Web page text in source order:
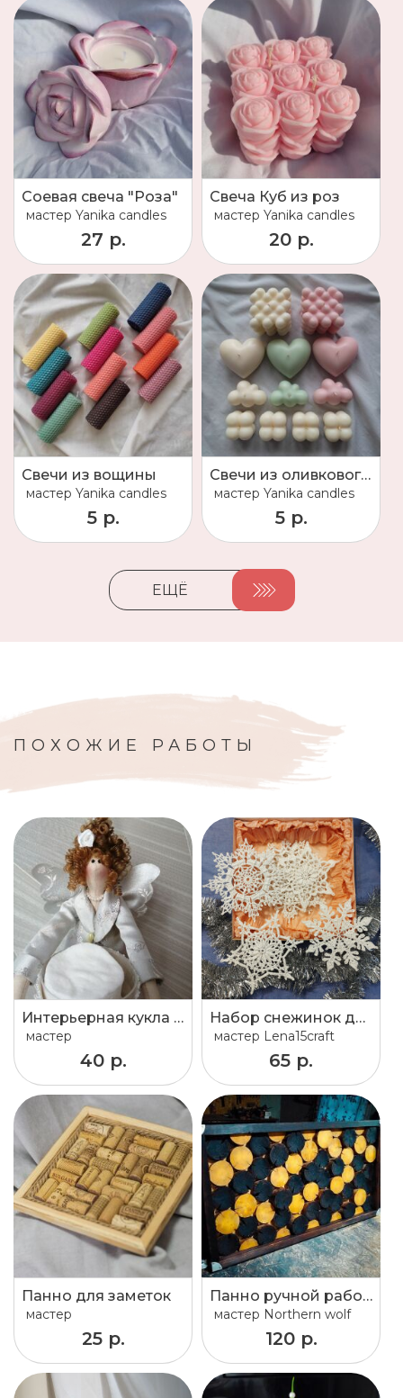
Соевая свеча "Роза"
мастер Yanika candles
27 р.
Свеча Куб из роз
мастер Yanika candles
20 р.
Свечи из вощины
мастер Yanika candles
5 р.
Свечи из оливкового воска
мастер Yanika candles
5 р.
ЕЩЁ
ПОХОЖИЕ РАБОТЫ
Интерьерная кукла Тильда-хранительница ватных палочек и дисков.
мастер
40 р.
Набор снежинок для украшения елки 10 шт.
мастер Lena15craft
65 р.
Панно для заметок
мастер
25 р.
Панно ручной работы
мастер Northern wolf
120 р.